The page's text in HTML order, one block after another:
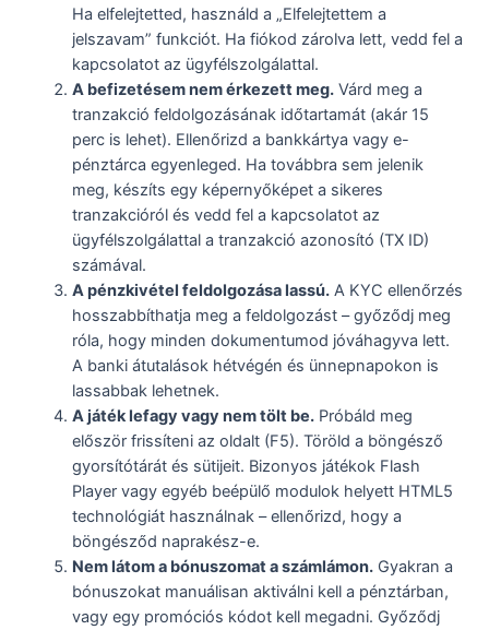
Ha elfelejtetted, használd a „Elfelejtettem a
jelszavam” funkciót. Ha fiókod zárolva lett, vedd fel a
kapcsolatot az ügyfélszolgálattal.
A befizetésem nem érkezett meg. Várd meg a
tranzakció feldolgozásának időtartamát (akár 15
perc is lehet). Ellenőrizd a bankkártya vagy e-
pénztárca egyenleged. Ha továbbra sem jelenik
meg, készíts egy képernyőképet a sikeres
tranzakcióról és vedd fel a kapcsolatot az
ügyfélszolgálattal a tranzakció azonosító (TX ID)
számával.
A pénzkivétel feldolgozása lassú. A KYC ellenőrzés
hosszabbíthatja meg a feldolgozást – győződj meg
róla, hogy minden dokumentumod jóváhagyva lett.
A banki átutalások hétvégén és ünnepnapokon is
lassabbak lehetnek.
A játék lefagy vagy nem tölt be. Próbáld meg
először frissíteni az oldalt (F5). Töröld a böngésző
gyorsítótárát és sütijeit. Bizonyos játékok Flash
Player vagy egyéb beépülő modulok helyett HTML5
technológiát használnak – ellenőrizd, hogy a
böngésződ naprakész-e.
Nem látom a bónuszomat a számlámon. Gyakran a
bónuszokat manuálisan aktiválni kell a pénztárban,
vagy egy promóciós kódot kell megadni. Győződj